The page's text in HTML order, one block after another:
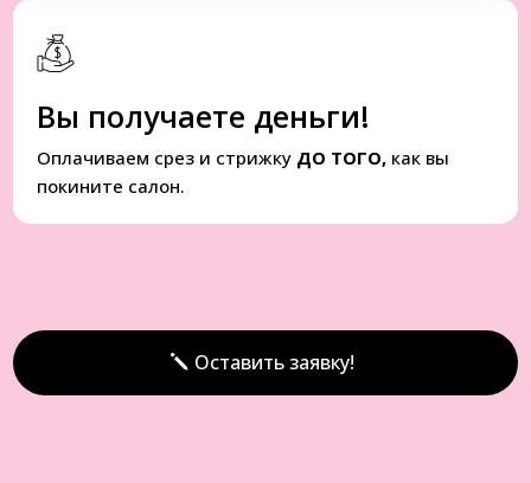
Вы получаете деньги!
Оплачиваем срез и стрижку ДО ТОГО, как вы
покините салон.
Оставить заявку!